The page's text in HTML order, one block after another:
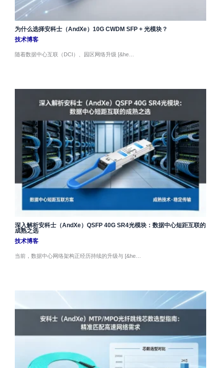
为什么选择安科士（AndXe）10G CWDM SFP + 光模块？
技术博客
随着数据中心互联（DCI）、园区网络升级 [&he…
深入解析安科士（AndXe）QSFP 40G SR4光模块：数据中心短距互联的
成熟之选
技术博客
当前，数据中心网络架构正经历持续的升级与 [&he…